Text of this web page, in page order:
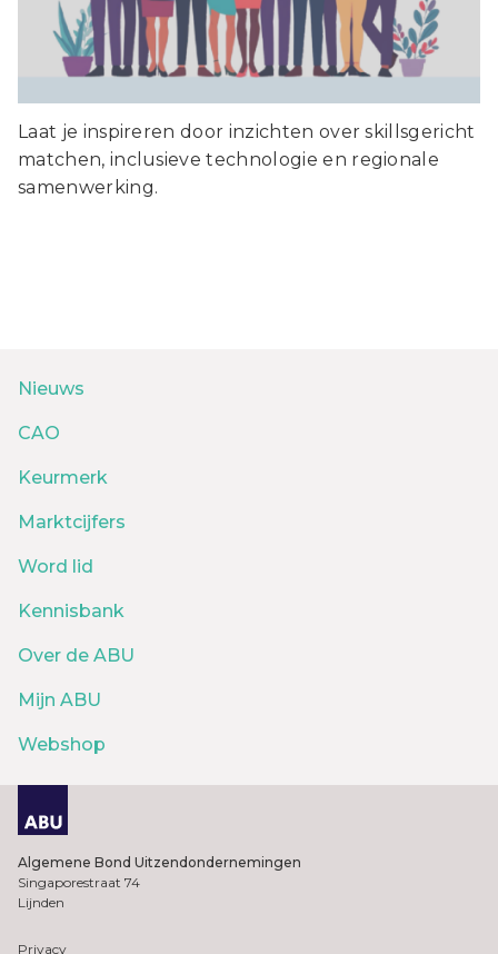
Laat je inspireren door inzichten over skillsgericht
matchen, inclusieve technologie en regionale
samenwerking.
Nieuws
CAO
Keurmerk
Marktcijfers
Word lid
Kennisbank
Over de ABU
Mijn ABU
Webshop
Algemene Bond Uitzendondernemingen
Singaporestraat 74
Lijnden
Privacy